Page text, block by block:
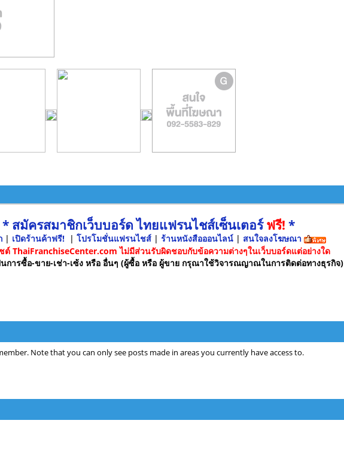
* สมัครสมาชิกเว็บบอร์ด ไทยแฟรนไชส์เซ็นเตอร์ฟรี! *
| เปิดร้านค้าฟรี! | โปรโมชั่นแฟรนไชส์ | ร้านหนังสือออนไลน์ | สนใจลงโฆษณา
ต์ ThaiFranchiseCenter.com ไม่มีส่วนรับผิดชอบกับข้อความต่างๆในเว็บบอร์ดแต่อย่างใด
นการซื้อ-ขาย-เช่า-เซ้ง หรือ อื่นๆ (ผู้ซื้อ หรือ ผู้ขาย กรุณาใช้วิจารณญาณในการติดต่อทางธุรกิจ)
Note that you can only see posts made in areas you currently have access to.